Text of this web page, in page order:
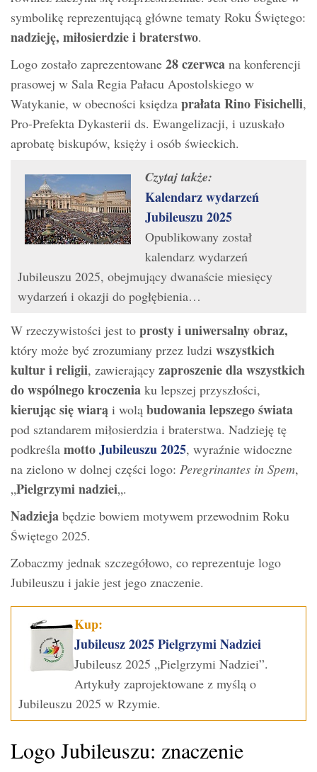
symbolikę reprezentującą główne tematy Roku Świętego:
nadzieję, miłosierdzie i braterstwo.
Logo zostało zaprezentowane 28 czerwca na konferencji
prasowej w Sala Regia Pałacu Apostolskiego w
Watykanie, w obecności księdza prałata Rino Fisichelli,
Pro-Prefekta Dykasterii ds. Ewangelizacji, i uzuskało
aprobatę biskupów, księży i osób świeckich.
Czytaj także:
Kalendarz wydarzeń
Jubileuszu 2025
Opublikowany został
kalendarz wydarzeń
Jubileuszu 2025, obejmujący dwanaście miesięcy
wydarzeń i okazji do pogłębienia…
W rzeczywistości jest to prosty i uniwersalny obraz,
który może być zrozumiany przez ludzi wszystkich
kultur i religii, zawierający zaproszenie dla wszystkich
do wspólnego kroczenia ku lepszej przyszłości,
kierując się wiarą i wolą budowania lepszego świata
pod sztandarem miłosierdzia i braterstwa. Nadzieję tę
podkreśla mottoJubileuszu 2025, wyraźnie widoczne
na zielono w dolnej części logo: Peregrinantes in Spem,
„Pielgrzymi nadziei„.
Nadzieja będzie bowiem motywem przewodnim Roku
Świętego 2025.
Zobaczmy jednak szczegółowo, co reprezentuje logo
Jubileuszu i jakie jest jego znaczenie.
Kup:
Jubileusz 2025 Pielgrzymi Nadziei
Jubileusz 2025 „Pielgrzymi Nadziei”.
Artykuły zaprojektowane z myślą o
Jubileuszu 2025 w Rzymie.
Logo Jubileuszu: znaczenie